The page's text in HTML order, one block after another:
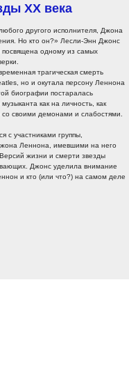
XX века
другого исполнителя, Джона
Но кто он?» Лесли-Энн Джонс
посвящена одному из самых
трагическая смерть
но и окутала персону Леннона
биографии постаралась
как на личность, как
своими демонами и слабостями.
с участниками группы,
Леннона, имевшими на него
жизни и смерти звезды
Джонс уделила внимание
и кто (или что?) на самом деле